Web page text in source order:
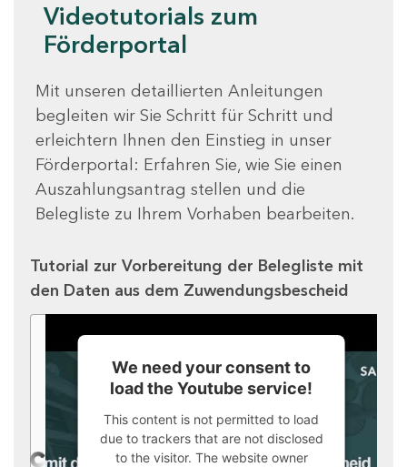
Videotutorials zum
Förderportal
Mit unseren detaillierten Anleitungen
begleiten wir Sie Schritt für Schritt und
erleichtern Ihnen den Einstieg in unser
Förderportal: Erfahren Sie, wie Sie einen
Auszahlungsantrag stellen und die
Belegliste zu Ihrem Vorhaben bearbeiten.
Tutorial zur Vorbereitung der Belegliste mit
den Daten aus dem Zuwendungsbescheid
We need your consent to
load the Youtube service!
This content is not permitted to load
due to trackers that are not disclosed
to the visitor. The website owner